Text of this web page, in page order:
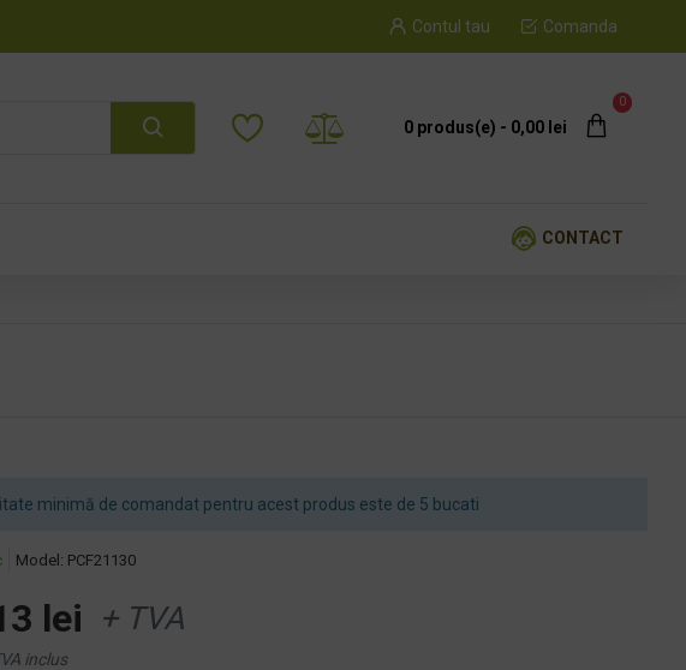
Contul tau Comanda
0 produs(e) - 0,00 lei
0
CONTACT
Model: PCF21130
lei + TVA
inclus
minimă de comandat pentru acest produs este de 5 bucati